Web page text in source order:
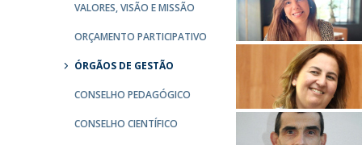
Parcerias Estratégicas
Iniciativas Nacionais
Candidaturas
Clube de Inovação e Conhecimento
VALORES, VISÃO E MISSÃO
ORÇAMENTO PARTICIPATIVO
ÓRGÃOS DE GESTÃO
CONSELHO PEDAGÓGICO
CONSELHO CIENTÍFICO